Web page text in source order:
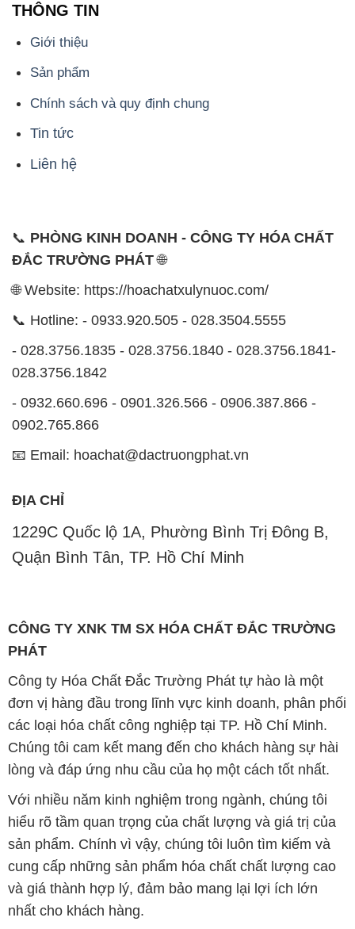
THÔNG TIN
Giới thiệu
Sản phẩm
Chính sách và quy định chung
Tin tức
Liên hệ
📞 PHÒNG KINH DOANH - CÔNG TY HÓA CHẤT
ĐẮC TRƯỜNG PHÁT🌐
🌐 Website: https://hoachatxulynuoc.com/
📞 Hotline: - 0933.920.505 - 028.3504.5555
- 028.3756.1835 - 028.3756.1840 - 028.3756.1841-
028.3756.1842
- 0932.660.696 - 0901.326.566 - 0906.387.866 -
0902.765.866
📧 Email: hoachat@dactruongphat.vn
ĐỊA CHỈ
1229C Quốc lộ 1A, Phường Bình Trị Đông B,
Quận Bình Tân, TP. Hồ Chí Minh
CÔNG TY XNK TM SX HÓA CHẤT ĐẮC TRƯỜNG
PHÁT
Công ty Hóa Chất Đắc Trường Phát tự hào là một
đơn vị hàng đầu trong lĩnh vực kinh doanh, phân phối
các loại hóa chất công nghiệp tại TP. Hồ Chí Minh.
Chúng tôi cam kết mang đến cho khách hàng sự hài
lòng và đáp ứng nhu cầu của họ một cách tốt nhất.
Với nhiều năm kinh nghiệm trong ngành, chúng tôi
hiểu rõ tầm quan trọng của chất lượng và giá trị của
sản phẩm. Chính vì vậy, chúng tôi luôn tìm kiếm và
cung cấp những sản phẩm hóa chất chất lượng cao
và giá thành hợp lý, đảm bảo mang lại lợi ích lớn
nhất cho khách hàng.